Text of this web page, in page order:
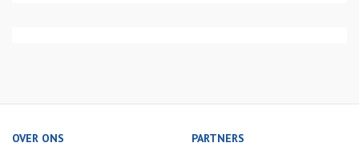
OVER ONS PARTNERS